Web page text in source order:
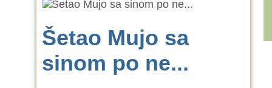
Šetao Mujo sa
sinom po ne...